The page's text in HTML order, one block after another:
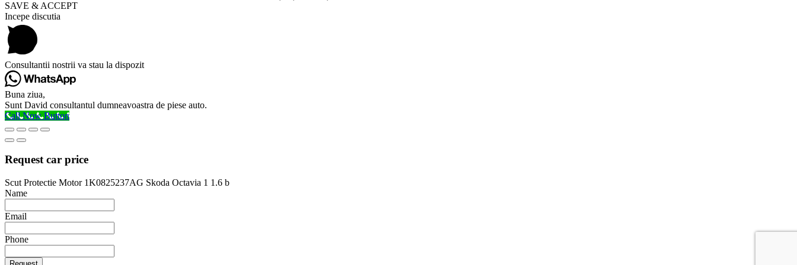
SAVE & ACCEPT
Incepe discutia
Consultantii nostrii va stau la dispozit
Buna ziua,
Sunt David consultantul dumneavoastra de piese auto.
Call Now Button
Request car price
Scut Protectie Motor 1K0825237AG Skoda Octavia 1 1.6 b
Name
Email
Phone